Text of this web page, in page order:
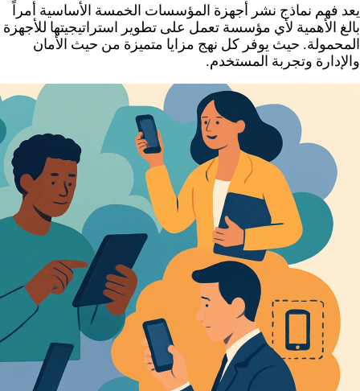
يعد فهم نماذج نشر أجهزة المؤسسات الخمسة الأساسية أمراً
بالغ الأهمية لأي مؤسسة تعمل على تطوير استراتيجيتها للأجهزة
المحمولة. حيث يوفر كل نهج مزايا متميزة من حيث الأمان
والإدارة وتجربة المستخدم.